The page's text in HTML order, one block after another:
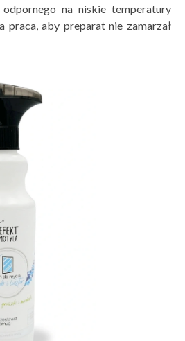
odpornego na niskie temperatury
praca, aby preparat nie zamarzał